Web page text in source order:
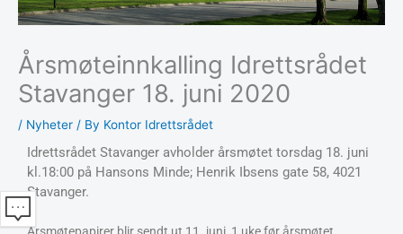
Årsmøteinnkalling Idrettsrådet
Stavanger 18. juni 2020
/ Nyheter / By Kontor Idrettsrådet
Idrettsrådet Stavanger avholder årsmøtet torsdag 18. juni
kl.18:00 på Hansons Minde; Henrik Ibsens gate 58, 4021
Stavanger.
Årsmøtepapirer blir sendt ut 11. juni, 1 uke før årsmøtet.